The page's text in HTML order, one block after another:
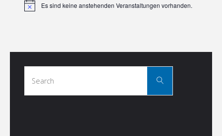
HinweisEs sind keine anstehenden Veranstaltungen vorhanden.
Search